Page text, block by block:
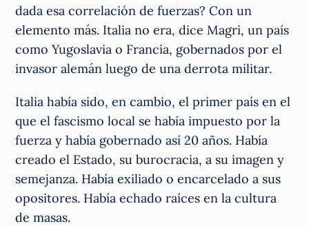
dada esa correlación de fuerzas? Con un
elemento más. Italia no era, dice Magri, un país
como Yugoslavia o Francia, gobernados por el
invasor alemán luego de una derrota militar.
Italia había sido, en cambio, el primer país en el
que el fascismo local se había impuesto por la
fuerza y había gobernado así 20 años. Había
creado el Estado, su burocracia, a su imagen y
semejanza. Había exiliado o encarcelado a sus
opositores. Había echado raíces en la cultura
de masas.